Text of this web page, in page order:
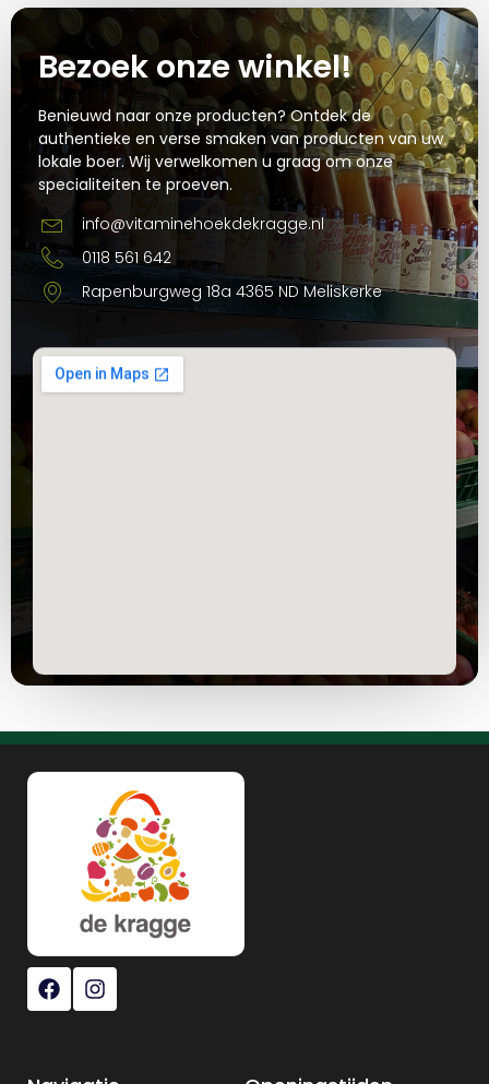
Bezoek onze winkel!
Benieuwd naar onze producten? Ontdek de
authentieke en verse smaken van producten van uw
lokale boer. Wij verwelkomen u graag om onze
specialiteiten te proeven.
info@vitaminehoekdekragge.nl
0118 561 642
Rapenburgweg 18a 4365 ND Meliskerke